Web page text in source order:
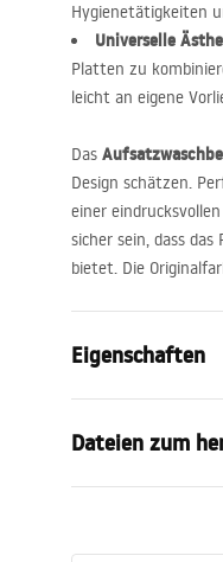
Hygienetätigkeiten
Universelle
Platten zu
leicht an eigene
Das
Design schätzen.
einer
sicher sein, dass
bietet. Die
Eigenschaften
Material
Farbe
Dateien zum